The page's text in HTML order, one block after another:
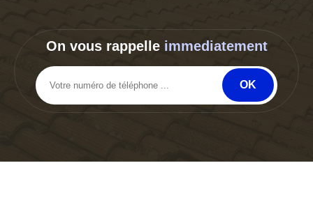
On vous rappelle immediatement